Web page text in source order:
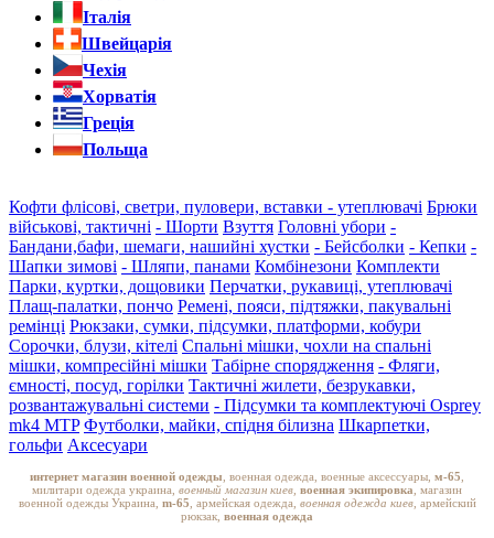
Італія
Швейцарія
Чехія
Хорватія
Греція
Польща
Кофти флісові, светри, пуловери, вставки - утеплювачі Брюки
військові, тактичні - Шорти Взуття Головні убори -
Бандани,бафи, шемаги, нашийні хустки - Бейсболки - Кепки -
Шапки зимові - Шляпи, панами Комбінезони Комплекти
Парки, куртки, дощовики Перчатки, рукавиці, утеплювачі
Плащ-палатки, пончо Ремені, пояси, підтяжки, пакувальні
ремінці Рюкзаки, сумки, підсумки, платформи, кобури
Сорочки, блузи, кітелі Спальні мішки, чохли на спальні
мішки, компресійні мішки Табірне спорядження - Фляги,
ємності, посуд, горілки Тактичні жилети, безрукавки,
розвантажувальні системи - Підсумки та комплектуючі Osprey
mk4 MTP Футболки, майки, спідня білизна Шкарпетки,
гольфи Аксесуари
интернет магазин военной одежды , военная одежда, военные аксессуары, м-65
милитари одежда украина, военный магазин киев, военная экипировка , магазин
военной одежды Украина, m-65 , армейская одежда, военная одежда киев, армейский
рюкзак, военная одежда